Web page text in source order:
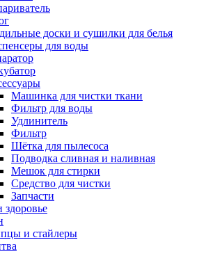
доски и сушилки для белья
для воды
Машинка для чистки ткани
Фильтр для воды
Удлинитель
Фильтр
Шётка для пылесоса
Подводка сливная и наливная
Мешок для стирки
Средство для чистки
Запчасти
здоровье
и стайлеры